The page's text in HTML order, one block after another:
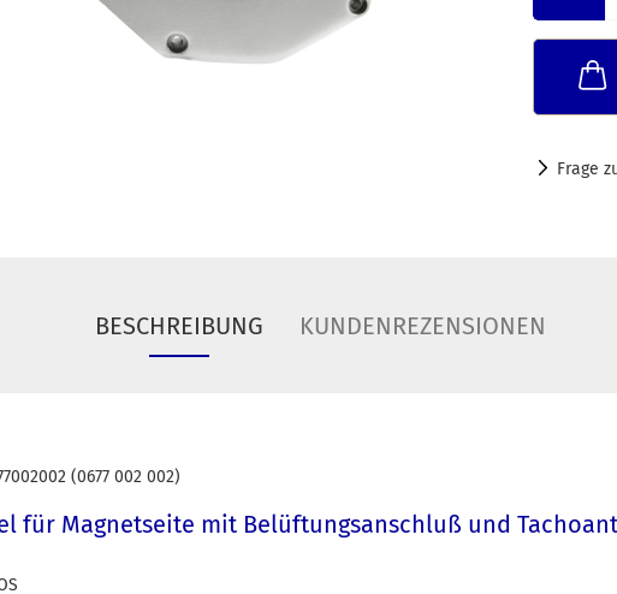
Frage
BESCHREIBUNG KUNDENREZENSIONEN
(0677 002 002)
für Magnetseite mit Belüftungsanschluß und